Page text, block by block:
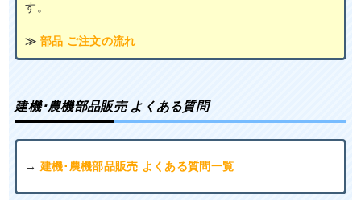
す。
≫ 部品 ご注文の流れ
建機･農機部品販売 よくある質問
→ 建機･農機部品販売 よくある質問一覧